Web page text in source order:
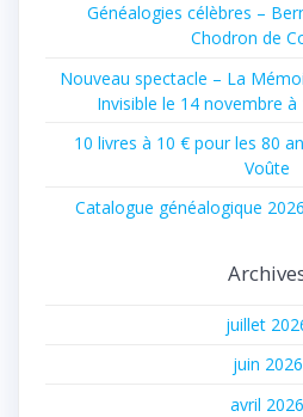
Généalogies célèbres –
Chodron de
Nouveau spectacle – La
Invisible le 14 novembre
10 livres à 10 € pour les 80
Voûte
Catalogue généalogique
juillet
juin 2026
avril 2026